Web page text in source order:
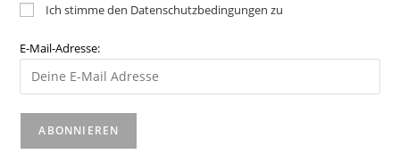
Ich stimme den Datenschutzbedingungen zu
E-Mail-Adresse: